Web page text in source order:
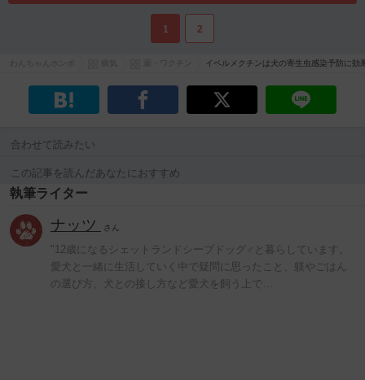
1 2
病気 イベルメクチンは犬の寄生虫感染予防に効
合わせて読みたい
この記事を読んだあなたにおすすめ
執筆ライター
ナッツ さん
"12歳になるシェットランドシープドッグ♂と暮らしています。
愛犬と一緒に生活していく中で疑問に思ったこと、躾やごはん
の選び方、犬との接し方など愛犬を飼う上で…